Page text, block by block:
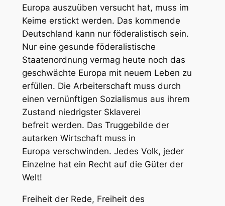
Europa auszuüben versucht hat, muss im
Keime erstickt werden. Das kommende
Deutschland kann nur föderalistisch sein.
Nur eine gesunde föderalistische
Staatenordnung vermag heute noch das
geschwächte Europa mit neuem Leben zu
erfüllen. Die Arbeiterschaft muss durch
einen vernünftigen Sozialismus aus ihrem
Zustand niedrigster Sklaverei
befreit werden. Das Truggebilde der
autarken Wirtschaft muss in
Europa verschwinden. Jedes Volk, jeder
Einzelne hat ein Recht auf die Güter der
Welt!
Freiheit der Rede, Freiheit des